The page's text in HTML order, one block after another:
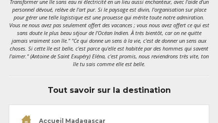
Transformer une île sans eau ni électricité en un lieu aussi enchanteur, avec l'aide d'un
personnel dévoué, relève de l'art pur. Si le paysage est divin, l'organisation sur place
pour gérer une telle logistique est une prouesse qui mérite toute notre admiration.
Vous ne nous avez pas seulement offert des vacances ; vous nous avez offert ce qui est
sans doute le plus beau séjour de l’Océan Indien. À très bientôt, car on ne quitte
jamais vraiment son île." "Ce qui donne un sens à la vie, c'est de donner un sens aux
choses. Si cette île est belle, c'est parce qu'elle est habitée par des hommes qui savent
l'aimer." (Antoine de Saint Exupéry) Eléna, c'est promis, nous reviendrons très vite, ton
île tu sais comme elle est belle.
Tout savoir sur la destination
Accueil Madagascar